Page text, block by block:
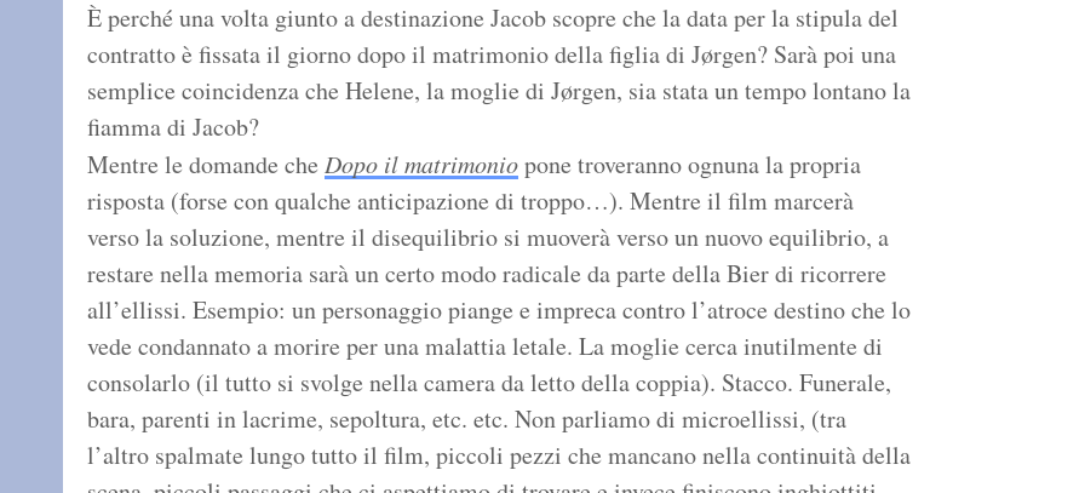
È perché una volta giunto a destinazione Jacob scopre che la data per la stipula del
contratto è fissata il giorno dopo il matrimonio della figlia di Jørgen? Sarà poi una
semplice coincidenza che Helene, la moglie di Jørgen, sia stata un tempo lontano la
fiamma di Jacob?
Mentre le domande che Dopo il matrimoniopone troveranno ognuna la propria
risposta (forse con qualche anticipazione di troppo…). Mentre il film marcerà
verso la soluzione, mentre il disequilibrio si muoverà verso un nuovo equilibrio, a
restare nella memoria sarà un certo modo radicale da parte della Bier di ricorrere
all’ellissi. Esempio: un personaggio piange e impreca contro l’atroce destino che lo
vede condannato a morire per una malattia letale. La moglie cerca inutilmente di
consolarlo (il tutto si svolge nella camera da letto della coppia). Stacco. Funerale,
bara, parenti in lacrime, sepoltura, etc. etc. Non parliamo di microellissi, (tra
l’altro spalmate lungo tutto il film, piccoli pezzi che mancano nella continuità della